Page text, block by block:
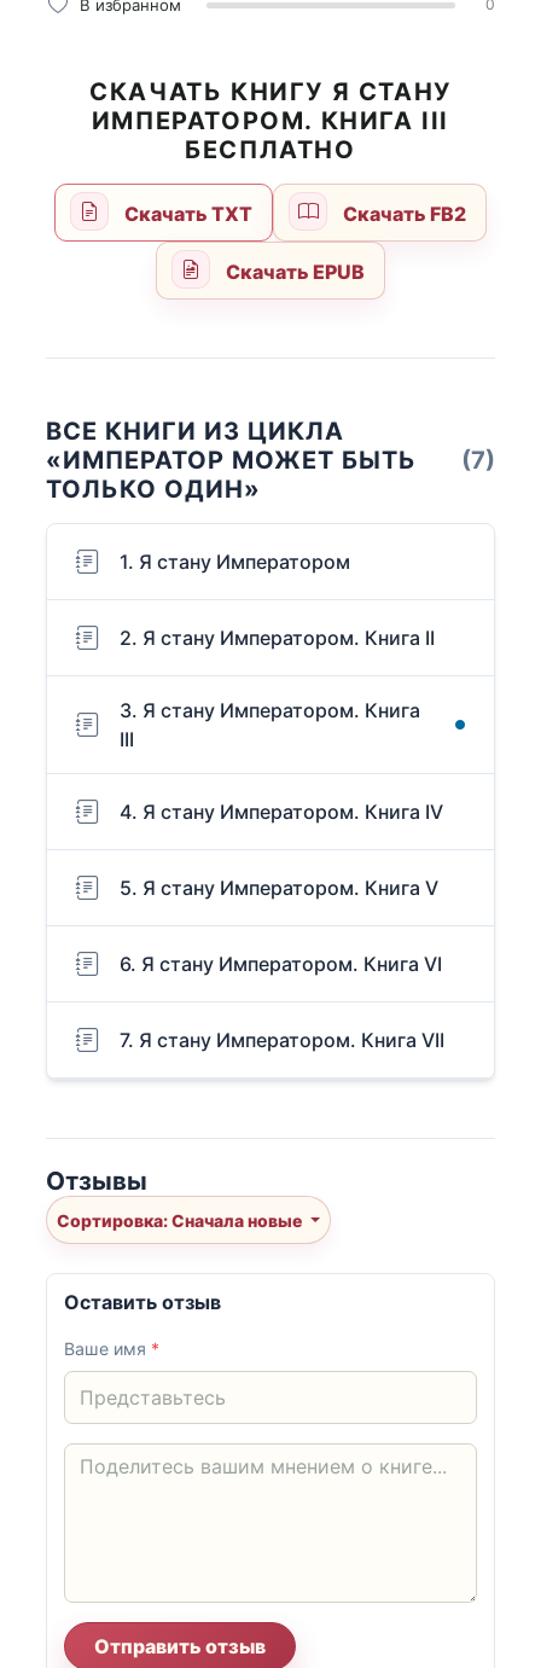
В избранном 0
СКАЧАТЬ КНИГУ Я СТАНУ
ИМПЕРАТОРОМ. КНИГА III
БЕСПЛАТНО
Скачать TXT Скачать FB2
Скачать EPUB
ВСЕ КНИГИ ИЗ ЦИКЛА
«ИМПЕРАТОР МОЖЕТ БЫТЬ
ТОЛЬКО ОДИН»
(7)
1. Я стану Императором
2. Я стану Императором. Книга II
3. Я стану Императором. Книга
III
4. Я стану Императором. Книга IV
5. Я стану Императором. Книга V
6. Я стану Императором. Книга VI
7. Я стану Императором. Книга VII
Отзывы
Сортировка: Сначала новые
Оставить отзыв
Ваше имя *
Отправить отзыв